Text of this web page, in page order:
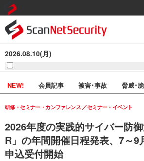
2026.08.10(月)
NEW! 会員記事 被害･事故 脅威･
2026年度の実践的サイバー防
R」の年間開催日程発表、7～9
申込受付開始
研修・セミナー・カンファレンス セミナー・イベント